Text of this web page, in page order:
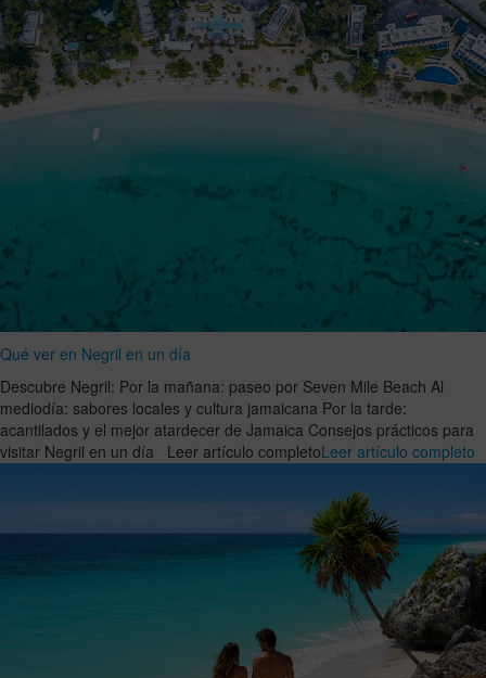
Qué ver en Negril en un día
Descubre Negril: Por la mañana: paseo por Seven Mile Beach Al
mediodía: sabores locales y cultura jamaicana Por la tarde:
acantilados y el mejor atardecer de Jamaica Consejos prácticos para
visitar Negril en un día Leer artículo completoLeer artículo completo